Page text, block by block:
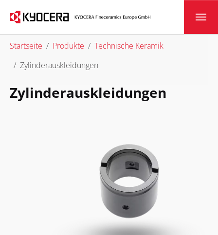
Skip to main content
You are here:
Startseite Produkte
Technische Keramik
Zylinderauskleidungen
Zylinderauskleidungen